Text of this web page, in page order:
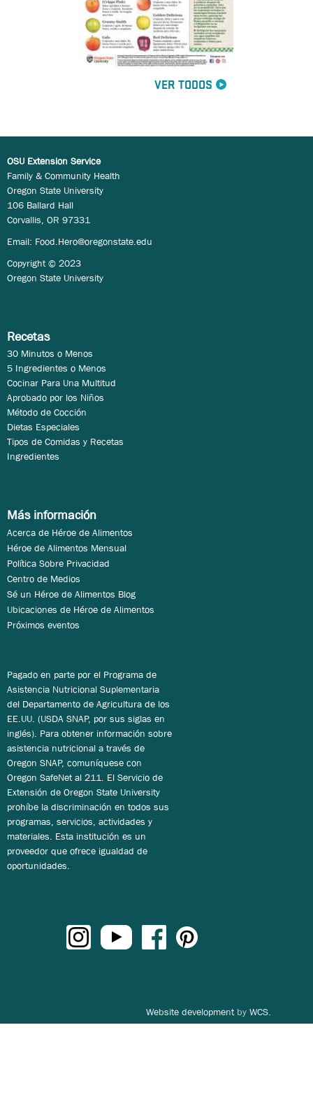
VER TODOS
OSU Extension Service
Family & Community Health
Oregon State University
106 Ballard Hall
Corvallis, OR 97331
Email: Food.Hero@oregonstate.edu
Copyright © 2023
Oregon State University
Recetas
30 Minutos o Menos
5 Ingredientes o Menos
Cocinar Para Una Multitud
Aprobado por los Niños
Método de Cocción
Dietas Especiales
Tipos de Comidas y Recetas
Ingredientes
Más información
Acerca de Héroe de Alimentos
Héroe de Alimentos Mensual
Política Sobre Privacidad
Centro de Medios
Sé un Héroe de Alimentos Blog
Ubicaciones de Héroe de Alimentos
Próximos eventos
Pagado en parte por el Programa de
Asistencia Nutricional Suplementaria
del Departamento de Agricultura de los
EE.UU. (USDA SNAP, por sus siglas en
inglés). Para obtener información sobre
asistencia nutricional a través de
Oregon SNAP, comuníquese con
Oregon SafeNet al 211. El Servicio de
Extensión de Oregon State University
prohíbe la discriminación en todos sus
programas, servicios, actividades y
materiales. Esta institución es un
proveedor que ofrece igualdad de
oportunidades.
Website developmentby WCS.